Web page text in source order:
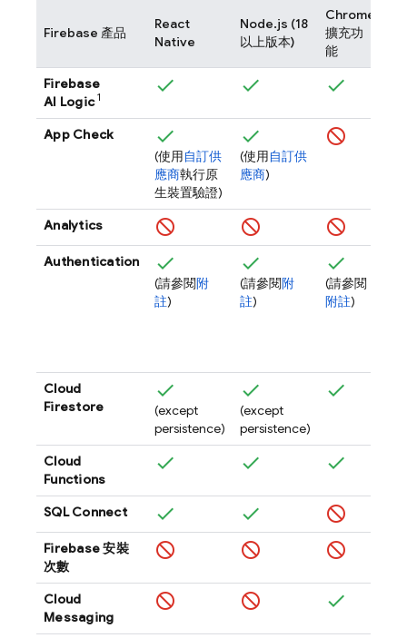
Firebase 產品
React
Native
Node.js (18
以上版本)
Chrome
擴充功
能
Firebase
AI Logic 1
App Check
(使用 自訂供
應商執行原
生裝置驗證)
(使用 自訂供
應商)
Analytics
Authentication
(請參閱附
註)
(請參閱附
註)
(請參閱
附註)
Cloud
Firestore
(except
persistence)
(except
persistence)
Cloud
Functions
SQL Connect
Firebase安裝
次數
Cloud
Messaging